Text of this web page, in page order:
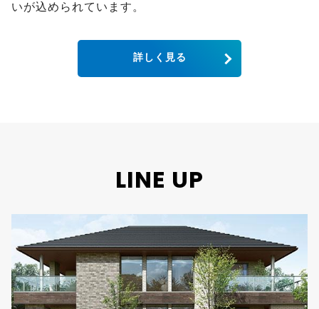
いが込められています。
詳しく見る
LINE UP